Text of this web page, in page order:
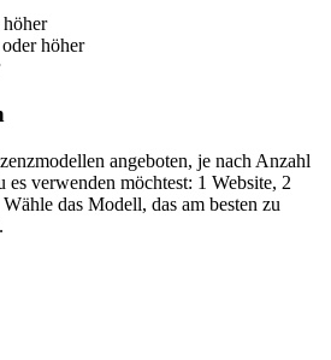
höher
angeboten, je nach Anzahl
es verwenden möchtest: 1 Website, 2
das Modell, das am besten zu